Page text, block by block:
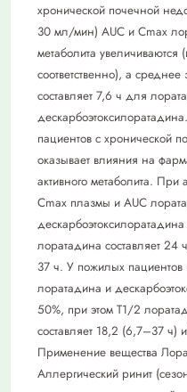
хронической почечной
30 мл/мин) AUC и Cmax
метаболита
соответственно), а
составляет 7,6 ч для
пациентов с хронической
оказывает влияния на
активного метаболита.
Cmax плазмы и AUC
лоратадина составляет 24
37 ч. У пожилых пациентов
лоратадина и
50%, при этом Т1/2
составляет 18,2 (6,7–37 ч)
Применение вещества
Аллергический ринит